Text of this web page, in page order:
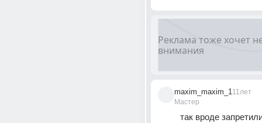
maxim_maxim_1
Мастер
11лет
так вроде